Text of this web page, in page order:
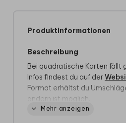
Produktinformationen
Beschreibung
Bei quadratische Karten fällt
Infos findest du auf der
Format erhältst du
ändern ist möglich.
Mehr anzeigen